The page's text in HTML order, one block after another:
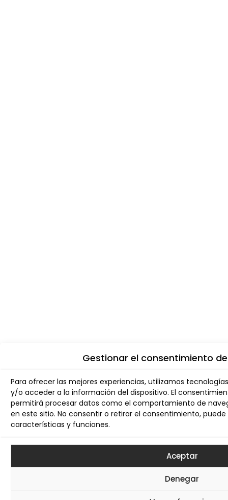
Gestionar el consentimiento
Para ofrecer las mejores experiencias, utilizamos
y/o acceder a la información del dispositivo. El
permitirá procesar datos como el comportamiento de
en este sitio. No consentir o retirar el consentimiento,
características y funciones.
Aceptar
Denegar